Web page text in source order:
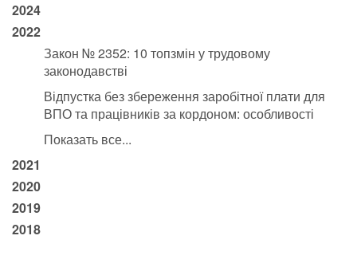
2024
2022
Закон № 2352: 10 топзмін у трудовому
законодавстві
Відпустка без збереження заробітної плати для
ВПО та працівників за кордоном: особливості
Показать все...
2021
2020
2019
2018